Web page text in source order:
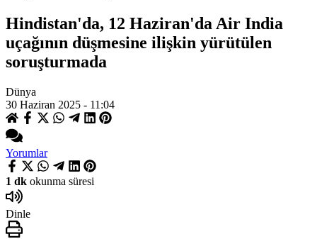
Hindistan'da, 12 Haziran'da Air India
uçağının düşmesine ilişkin yürütülen
soruşturmada
Dünya
30 Haziran 2025 - 11:04
Yorumlar
1 dk okunma süresi
Dinle